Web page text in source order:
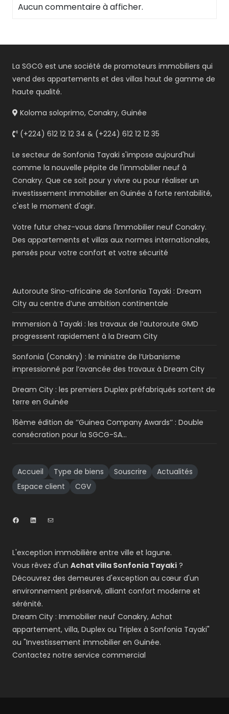
Aucun commentaire à afficher.
La SGCG est une société de promoteurs immobiliers qui
vend des appartements et des villas haut de gamme de
haute qualité.
Koloma soloprimo, Conakry, Guinée
(+224) 612 12 12 34 & (+224) 612 12 12 35
Le secteur de Sonfonia Tayaki s'impose aujourd'hui
comme la nouvelle pépite de l'immobilier neuf à
Conakry. Que ce soit pour y vivre ou pour réaliser un
investissement immobilier en Guinée à forte rentabilité,
c'est le moment d'agir.
Votre futur chez-vous dans l'Immobilier neuf Conakry.
Des appartements et villas aux normes internationales,
pensés pour votre confort et votre sécurité
Autoroute Sino-africaine de Sonfonia Tayaki : Dream
City au centre d’une ambition continentale
Immersion à Tayaki : les travaux de l’autoroute GMD
progressent rapidement à la Dream City
Sonfonia (Conakry) : le ministre de l’Urbanisme
impressionné par l’avancée des travaux à Dream City
Dream City : les premiers Duplex préfabriqués sortent de
terre en Guinée
16ème édition de ‘’Guinea Company Awards’’ : Double
consécration pour la SGCG-SA…
Accueil Type de biens Souscrire
Actualités
Espace client
CGV
L'exception immobilière entre ville et lagune.
Vous rêvez d'un Achat villa Sonfonia Tayaki ?
Découvrez des demeures d'exception au cœur d'un
environnement préservé, alliant confort moderne et
sérénité.
Dream City : Immobilier neuf Conakry, Achat
appartement, villa, Duplex ou Triplex à Sonfonia Tayaki"
ou "Investissement immobilier en Guinée.
Contactez notre service commercial